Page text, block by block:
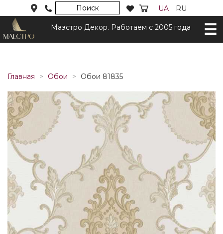
Поиск UA RU
Маэстро Декор. Работаем с 2005 года
Главная Обои Обои 81835